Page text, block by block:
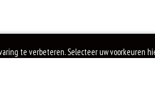
te verbeteren. Selecteer uw voorkeuren